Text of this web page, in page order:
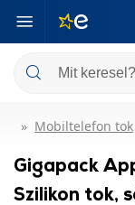
Mobiltelefon tok
Gigapack
Szilikon tok,